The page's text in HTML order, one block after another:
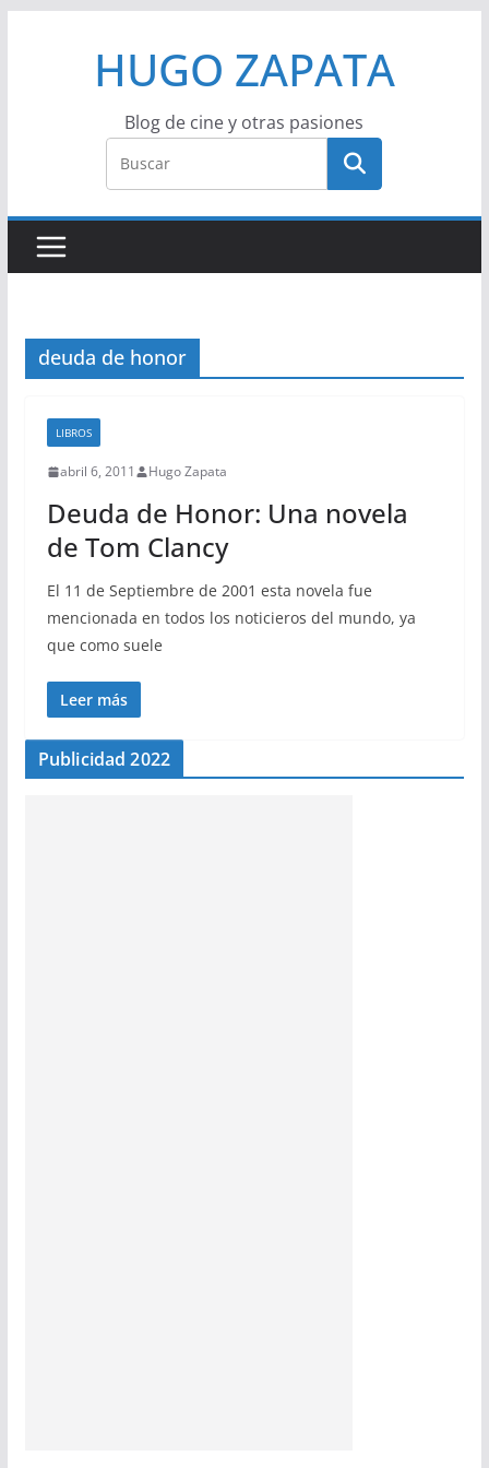
HUGO ZAPATA
Blog de cine y otras pasiones
deuda de honor
LIBROS
abril 6, 2011 Hugo Zapata
Deuda de Honor: Una novela
de Tom Clancy
El 11 de Septiembre de 2001 esta novela fue
mencionada en todos los noticieros del mundo, ya
que como suele
Leer más
Publicidad 2022